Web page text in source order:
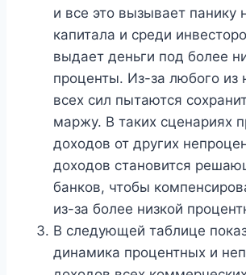
и все это вызывает панику
капитала и среди
выдает деньги под более
проценты. Из-за любого из
всех сил пытаются
маржу. В таких сценариях
доходов от других
доходов становится
банков, чтобы
из-за более низкой
В следующей таблице
динамика процентных и